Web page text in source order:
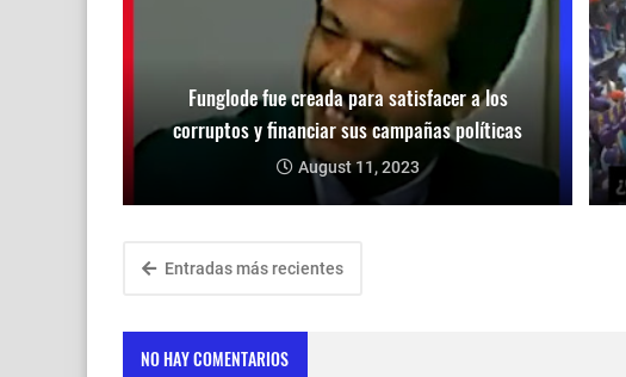
Funglode fue creada para satisfacer a los
corruptos y financiar sus campañas políticas
August 11, 2023
Entradas más recientes
NO HAY COMENTARIOS